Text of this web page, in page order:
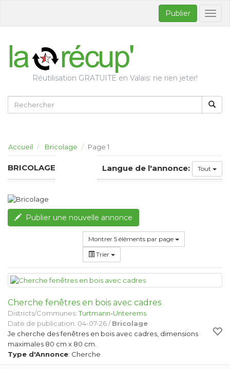
Publier
Réutilisation GRATUITE en Valais: ne rien jeter!
Accueil Bricolage Page 1
BRICOLAGE Langue de l'annonce: Tout
Publier une nouvelle annonce
Montrer 5 éléments par page
Trier
Cherche fenêtres en bois avec cadres
Districts/Communes:Turtmann-Unterems
Date de publication: 04-07-26 /Bricolage
Je cherche des fenêtres en bois avec cadres, dimensions
maximales 80 cm x 80 cm.
Type d'Annonce: Cherche